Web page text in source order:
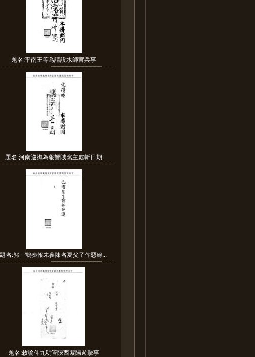
題名:平南王等為請設水師官兵事
題名:河南巡撫為報響賊窩主處斬日期
題名:郭一鶚奏報未參陳名夏父子作惡緣...
題名:敕諭仰九明管陝西紫陽遊擊事